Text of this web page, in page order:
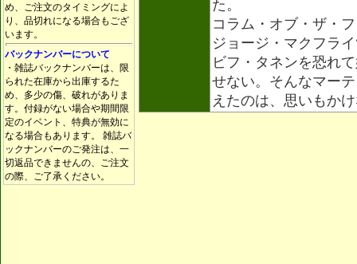
め、ご注文のタイミングによ
り、品切れになる場合もござ
います。
バックナンバーについて
・雑誌バックナンバーは、限
られた在庫から出庫するた
め、多少の傷、破れがありま
す。付録がない場合や期間限
定のイベント、特典が無効に
なる場合もあります。 雑誌バ
ックナンバーのご発注は、一
切返品できませんの、ご注文
の際、ご了承ください。
た。
コラム・オブ・ザ・
ジョージ・マクフラ
ビフ・タネンを恐れ
せない。そんなマー
えたのは、思いもか